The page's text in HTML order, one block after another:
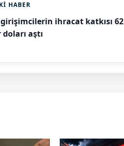
HABER
girişimcilerin ihracat katkısı 62
aştı